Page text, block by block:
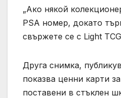
„Ако някой
PSA номер, докато
свържете се с Light
Друга снимка,
показва ценни карти
поставени в стъклен